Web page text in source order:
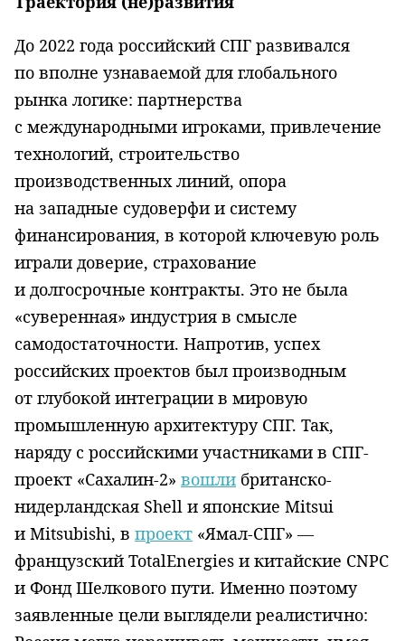
До 2022 года российский СПГ развивался
по вполне узнаваемой для глобального
рынка логике: партнерства
с международными игроками, привлечение
технологий, строительство
производственных линий, опора
на западные судоверфи и систему
финансирования, в которой ключевую роль
играли доверие, страхование
и долгосрочные контракты. Это не была
«суверенная» индустрия в смысле
самодостаточности. Напротив, успех
российских проектов был производным
от глубокой интеграции в мировую
промышленную архитектуру СПГ. Так,
наряду с российскими участниками в СПГ-
проект «Сахалин-2» вошли британско-
нидерландская Shell и японские Mitsui
и Mitsubishi, в проект «Ямал-СПГ» —
французский TotalEnergies и китайские CNPC
и Фонд Шелкового пути. Именно поэтому
заявленные цели выглядели реалистично: